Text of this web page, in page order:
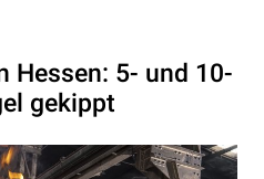
Hessen: 5- und 10-
gekippt